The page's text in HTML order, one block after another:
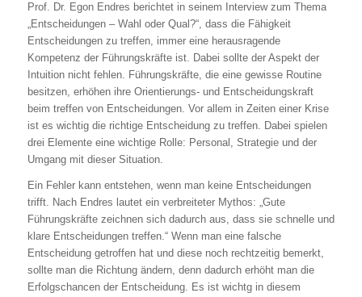
Prof. Dr. Egon Endres berichtet in seinem Interview zum Thema
„Entscheidungen – Wahl oder Qual?“, dass die Fähigkeit
Entscheidungen zu treffen, immer eine herausragende
Kompetenz der Führungskräfte ist. Dabei sollte der Aspekt der
Intuition nicht fehlen. Führungskräfte, die eine gewisse Routine
besitzen, erhöhen ihre Orientierungs- und Entscheidungskraft
beim treffen von Entscheidungen. Vor allem in Zeiten einer Krise
ist es wichtig die richtige Entscheidung zu treffen. Dabei spielen
drei Elemente eine wichtige Rolle: Personal, Strategie und der
Umgang mit dieser Situation.
Ein Fehler kann entstehen, wenn man keine Entscheidungen
trifft. Nach Endres lautet ein verbreiteter Mythos: „Gute
Führungskräfte zeichnen sich dadurch aus, dass sie schnelle und
klare Entscheidungen treffen.“ Wenn man eine falsche
Entscheidung getroffen hat und diese noch rechtzeitig bemerkt,
sollte man die Richtung ändern, denn dadurch erhöht man die
Erfolgschancen der Entscheidung. Es ist wichtg in diesem